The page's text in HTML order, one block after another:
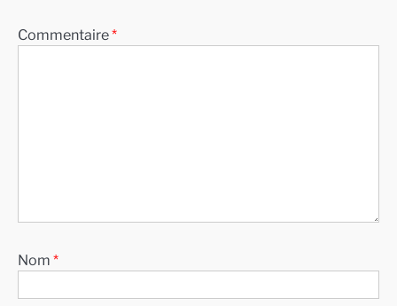
Commentaire*
Nom *